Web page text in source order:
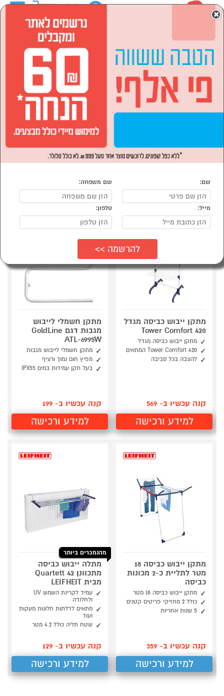
הסתר רשימת קטגוריות
מעמדי אחסון לאמבט/מטבח
(5)
מוצרי ניקיון (7)
פתרונות תליה וייבוש כביסה
(32)
קולבים ומתלים (5)
אביזרי אמבט וכביסה
מיון:
מתקן ייבוש כביסה מגדל
Tower Comfort 420
מתקן ייבוש כביסה מגדל
Tower Comfort 420 המתאים
להצבה בכל סביבה
קנה עכשיו ב- 569
למידע ורכישה
מתקן חשמלי לייבוש
מגבות דגם GoldLine
ATL-6995W
מתקן חשמלי לייבוש מגבות
מפיץ חום נמוך ורציף
בעל תקן עמידות במים IPX55
קנה עכשיו ב- 199
למידע ורכישה
מתקן ייבוש כביסה 18
מטר לתליית כ-2 מכונות
כביסה
מתקן ייבוש כביסה 18 מטר
כולל 2 מחזיקי פריטים קטנים
5 שנות אחריות
קנה עכשיו ב- 359
למידע ורכישה
מהנמכרים ביותר
מתלה ייבוש כביסה
מתכוונן Quartett 42
מבית LEIFHEIT
עמיד לקרינת השמש UV
ולחלודה
מתאים לדלתות חלונות מעקות
ועוד
שטח תליה כולל 4.2 מטר
קנה עכשיו ב- 129
למידע ורכישה
×
שם: שם משפחה:
מייל: טלפון: